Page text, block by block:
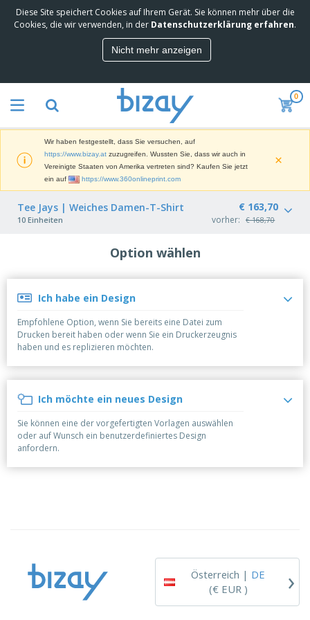
Diese Site speichert Cookies auf Ihrem Gerät. Sie können mehr über die
Cookies, die wir verwenden, in der Datenschutzerklärung erfahren.
Nicht mehr anzeigen
0
Wir haben festgestellt, dass Sie versuchen, auf
https://www.bizay.at zuzugreifen. Wussten Sie, dass wir auch in
Vereinigte Staaten von Amerika vertreten sind? Kaufen Sie jetzt
ein auf
https://www.360onlineprint.com
×
Tee Jays | Weiches Damen-T-Shirt
10 Einheiten
€ 163,70
vorher: € 168,70
Option wählen
Ich habe ein Design
Empfohlene Option, wenn Sie bereits eine Datei zum
Drucken bereit haben oder wenn Sie ein Druckerzeugnis
haben und es replizieren möchten.
Ich möchte ein neues Design
Sie können eine der vorgefertigten Vorlagen auswählen
oder auf Wunsch ein benutzerdefiniertes Design
anfordern.
Österreich | DE
(€ EUR )
›